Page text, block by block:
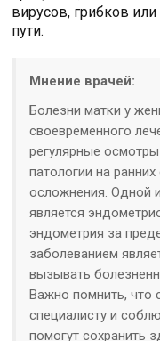
вирусов, грибков
пути.
Мнение врачей:
Болезни матки у
своевременного
регулярные
патологии на
осложнения. Одной
является
эндометрия за
заболеванием
вызывать
Важно помнить, что
специалисту и
помогут сохранить